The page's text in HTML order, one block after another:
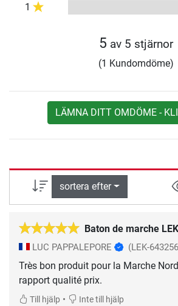
1
5 av 5 stjärnor
(1 Kundomdöme)
LÄMNA DITT OMDÖME -
sortera efter
Baton de marche
LUC PAPPALEPORE (LEK-
Très bon produit pour la Marche
rapport qualité prix.
Till hjälp • Inte till hjälp